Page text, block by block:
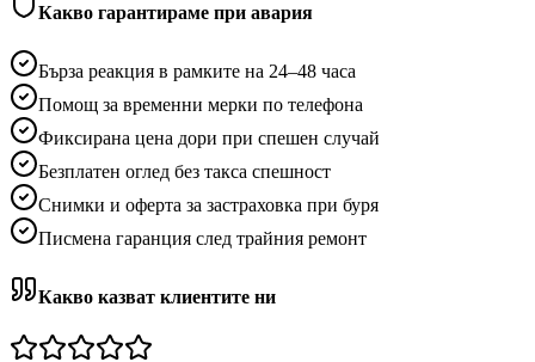
Какво гарантираме при авария
Бърза реакция в рамките на 24–48 часа
Помощ за временни мерки по телефона
Фиксирана цена дори при спешен случай
Безплатен оглед без такса спешност
Снимки и оферта за застраховка при буря
Писмена гаранция след трайния ремонт
Какво казват клиентите ни